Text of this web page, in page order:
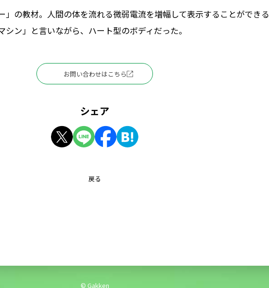
」の教材。人間の体を流れる微弱電流を増幅して表示することができる
シン」と言いながら、ハート型のボディだった。
お問い合わせはこちら
シェア
戻る
© Gakken